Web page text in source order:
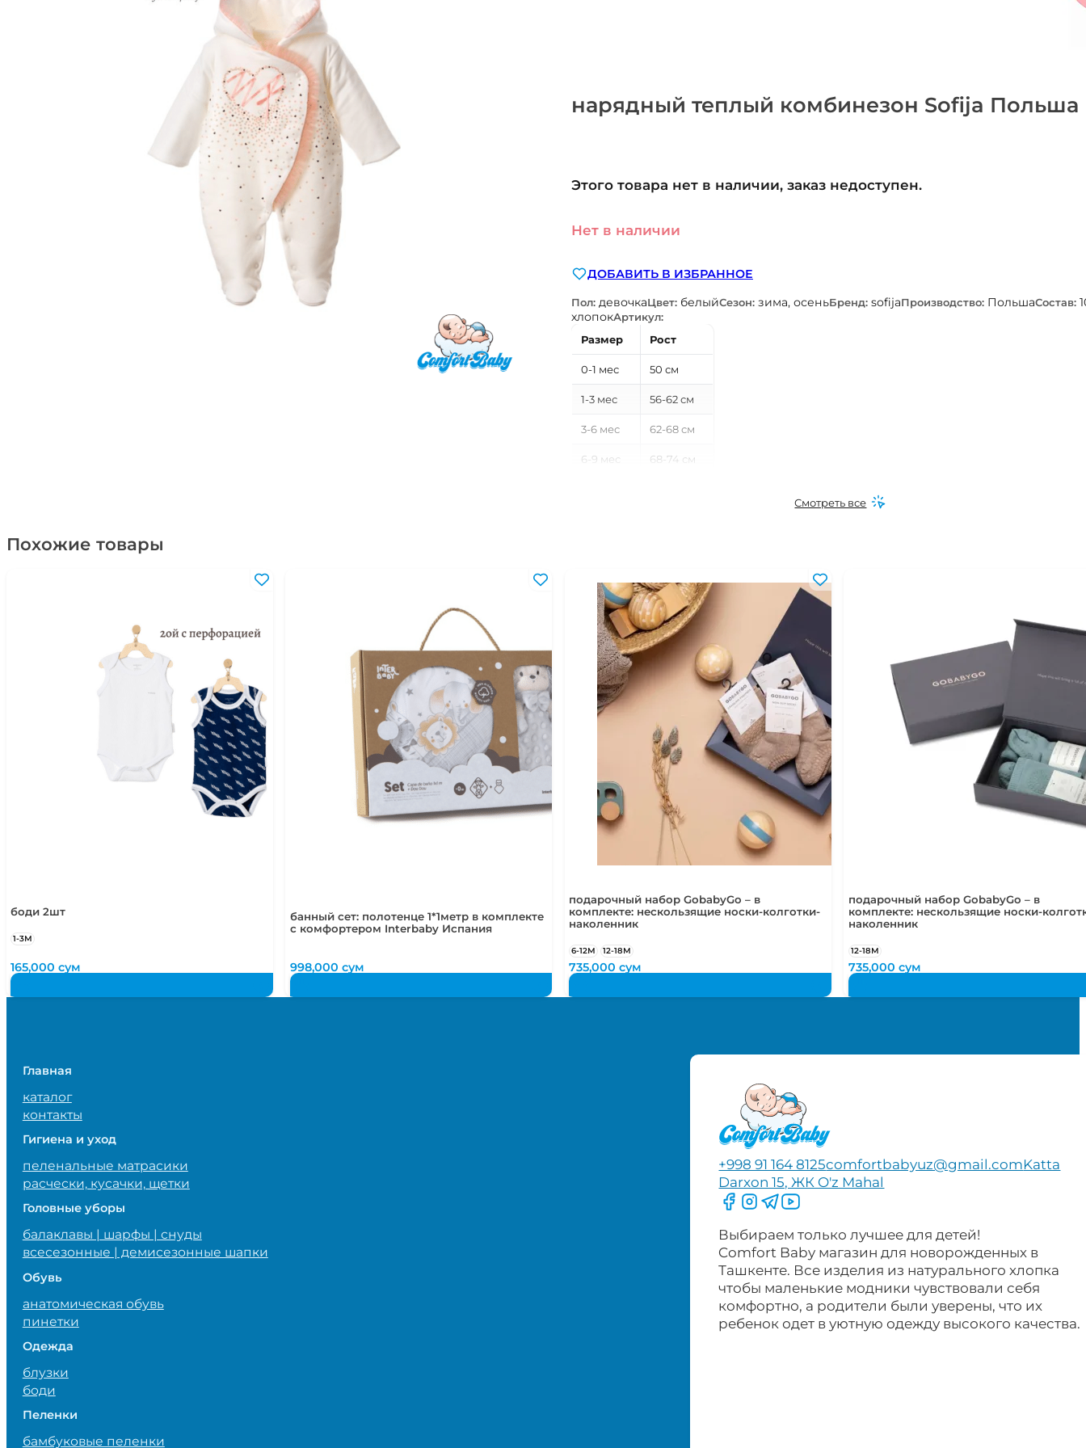
нарядный теплый комбинезон Sofija Польша
Этого товара нет в наличии, заказ недоступен.
Нет в наличии
ДОБАВИТЬ В ИЗБРАННОЕ
Пол: девочкаЦвет: белыйСезон: зима, осеньБренд: sofijaПроизводство: ПольшаСостав:
хлопокАртикул:
Размер
Рост
0-1 мес 50 см
1-3 мес 56-62 см
3-6 мес 62-68 см
6-9 мес 68-74 см
3-4 года 98-104 см
4-5 лет 104-110 см
5-6 лет 110-116 см
Смотреть все
Похожие товары
боди 2шт
1-3М
165,000сум
банный сет: полотенце 1*1метр в комплекте
с комфортером Interbaby Испания
998,000 сум
подарочный набор GobabyGo – в
комплекте: нескользящие носки-колготки-
наколенник
6-12М 12-18М
735,000сум
подарочный набор GobabyGo – в
комплекте: нескользящие носки-
наколенник
12-18М
735,000 сум
Главная
каталог
контакты
Гигиена и уход
пеленальные матрасики
расчески, кусачки, щетки
Головные уборы
балаклавы | шарфы | снуды
всесезонные | демисезонные шапки
Обувь
анатомическая обувь
пинетки
Одежда
блузки
боди
Пеленки
бамбуковые пеленки
+998 91 164 8125comfortbabyuz@gmail.comKatta
Darxon 15, ЖК O'z Mahal
Следите за нами на Facebook
Следите за нами в Instagram
Следите за нами в Telegram
Следите за нами в YouTube
Выбираем только лучшее для детей!
Comfort Baby магазин для новорожденных в
Ташкенте. Все изделия из натурального хлопка
чтобы маленькие модники чувствовали себя
комфортно, а родители были уверены, что их
ребенок одет в уютную одежду высокого качества.